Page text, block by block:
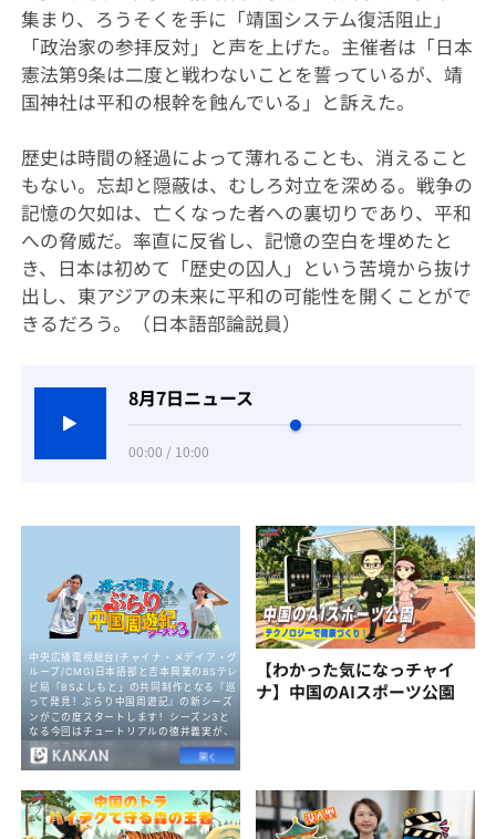
集まり、ろうそくを手に「靖国システム復活阻止」
「政治家の参拝反対」と声を上げた。主催者は「日本
憲法第9条は二度と戦わないことを誓っているが、靖
国神社は平和の根幹を蝕んでいる」と訴えた。
歴史は時間の経過によって薄れることも、消えること
もない。忘却と隠蔽は、むしろ対立を深める。戦争の
記憶の欠如は、亡くなった者への裏切りであり、平和
への脅威だ。率直に反省し、記憶の空白を埋めたと
き、日本は初めて「歴史の囚人」という苦境から抜け
出し、東アジアの未来に平和の可能性を開くことがで
きるだろう。（日本語部論説員）
8月7日ニュース
00:00 / 10:00
【わかった気になっチャイ
ナ】中国のAIスポーツ公園